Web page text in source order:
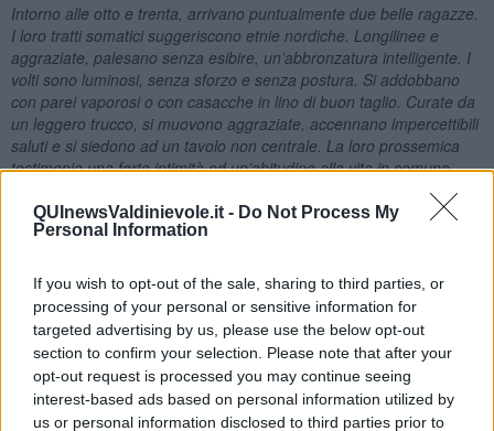
QUInewsValdinievole.it - Do Not Process My
Personal Information
If you wish to opt-out of the sale, sharing to third parties, or
processing of your personal or sensitive information for
targeted advertising by us, please use the below opt-out
section to confirm your selection. Please note that after your
opt-out request is processed you may continue seeing
interest-based ads based on personal information utilized by
us or personal information disclosed to third parties prior to
Intorno alle otto e trenta, arrivano puntualmente due belle ragazze.
I loro tratti somatici suggeriscono etnie nordiche. Longilinee e
aggraziate, palesano senza esibire, un’abbronzatura intelligente. I
volti sono luminosi, senza sforzo e senza postura. Si addobbano
con parei vaporosi o con casacche in lino di buon taglio. Curate da
un leggero trucco, si muovono aggraziate, accennano impercettibili
saluti e si siedono ad un tavolo non centrale. La loro prossemica
testimonia una forte intimità ed un’abitudine alla vita in comune.
Una delle due appare come la femmina alfa, l’altra rimane un
passo indietro negli spostamenti. Il dialogo invece sembra
paritetico. Non hanno la spocchia delle belle donne facoltose, non
comune si misura in miglia.
Quando arrivano da lontano, tutti gli sguardi maschili si spostano,
seguiti anche da qualche sguardo femminile, predisposto all’invidia.
Solo quando sono molto vicine, si nota negli osservatori un’ombra
di delusione; la vicinanza fa da zoom sui corpi e sui volti e mette in
mostra quello che non ti saresti aspettato da quei profili di teen-
ager. Le due ragazze hanno sicuramente più di settant’anni.»